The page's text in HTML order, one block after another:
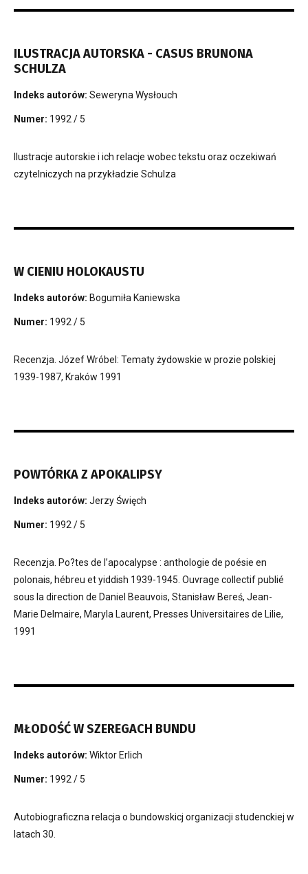
ILUSTRACJA AUTORSKA - CASUS BRUNONA
SCHULZA
Indeks autorów: Seweryna Wysłouch
Numer: 1992 / 5
Ilustracje autorskie i ich relacje wobec tekstu oraz oczekiwań
czytelniczych na przykładzie Schulza
W CIENIU HOLOKAUSTU
Indeks autorów: Bogumiła Kaniewska
Numer: 1992 / 5
Recenzja. Józef Wróbel: Tematy żydowskie w prozie polskiej
1939-1987, Kraków 1991
POWTÓRKA Z APOKALIPSY
Indeks autorów: Jerzy Święch
Numer: 1992 / 5
Recenzja. Po?tes de l’apocalypse : anthologie de poésie en
polonais, hébreu et yiddish 1939-1945. Ouvrage collectif publié
sous la direction de Daniel Beauvois, Stanisław Bereś, Jean-
Marie Delmaire, Maryla Laurent, Presses Universitaires de Lilie,
1991
MŁODOŚĆ W SZEREGACH BUNDU
Indeks autorów: Wiktor Erlich
Numer: 1992 / 5
Autobiograficzna relacja o bundowskicj organizacji studenckiej w
latach 30.